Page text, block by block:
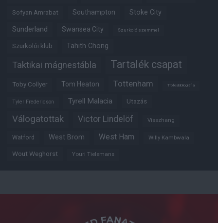
Sofyan Amrabat Southampton Stoke City
Sunderland Swansea City Szurkoló szemmel
Szurkolói klub Tahith Chong
Taktikai mágnestábla Tartalék csapat
Toby Collyer Tom Heaton Tottenham Trófeabibliográfia
Tyler Fredericson Tyrell Malacia Utazás
Válogatottak Victor Lindelöf Visszhang
Watford West Brom West Ham Willy Kambwala
Wout Weghorst Youri Tielemans